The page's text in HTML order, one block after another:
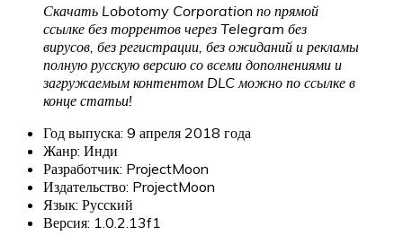
Скачать Lobotomy Corporation по прямой
ссылке без торрентов через Telegram без
вирусов, без регистрации, без ожиданий и рекламы
полную русскую версию со всеми дополнениями и
загружаемым контентом DLC можно по ссылке в
конце статьи!
Год выпуска: 9 апреля 2018 года
Жанр: Инди
Разработчик: ProjectMoon
Издательство: ProjectMoon
Язык: Русский
Версия: 1.0.2.13f1